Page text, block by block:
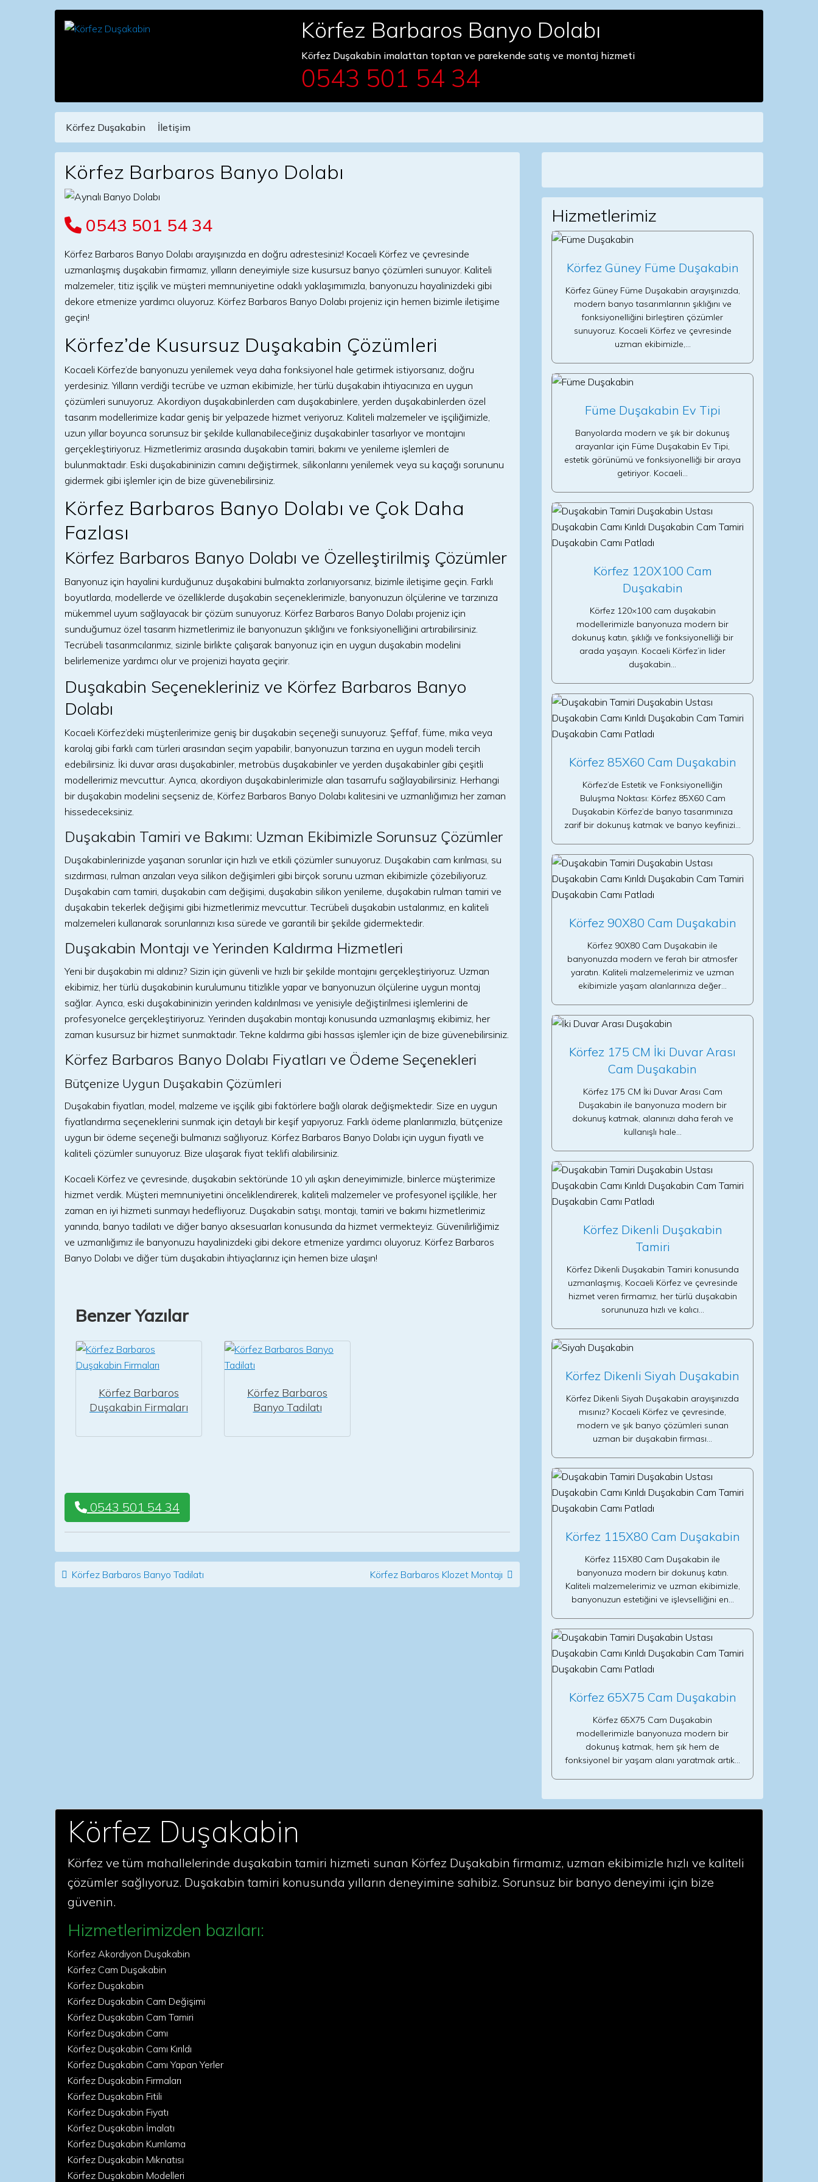
Körfez Barbaros Banyo Dolabı
Körfez Duşakabin imalattan toptan ve parekende satış ve montaj hizmeti
0543 501 54 34
Main Navigation
Körfez Duşakabin İletişim
Körfez Barbaros Banyo Dolabı
0543 501 54 34
Körfez Barbaros Banyo Dolabı arayışınızda en doğru adrestesiniz! Kocaeli Körfez ve çevresinde
uzmanlaşmış duşakabin firmamız, yılların deneyimiyle size kusursuz banyo çözümleri sunuyor. Kaliteli
malzemeler, titiz işçilik ve müşteri memnuniyetine odaklı yaklaşımımızla, banyonuzu hayalinizdeki gibi
dekore etmenize yardımcı oluyoruz. Körfez Barbaros Banyo Dolabı projeniz için hemen bizimle iletişime
geçin!
Körfez’de Kusursuz Duşakabin Çözümleri
Kocaeli Körfez’de banyonuzu yenilemek veya daha fonksiyonel hale getirmek istiyorsanız, doğru
yerdesiniz. Yılların verdiği tecrübe ve uzman ekibimizle, her türlü duşakabin ihtiyacınıza en uygun
çözümleri sunuyoruz. Akordiyon duşakabinlerden cam duşakabinlere, yerden duşakabinlerden özel
tasarım modellerimize kadar geniş bir yelpazede hizmet veriyoruz. Kaliteli malzemeler ve işçiliğimizle,
uzun yıllar boyunca sorunsuz bir şekilde kullanabileceğiniz duşakabinler tasarlıyor ve montajını
gerçekleştiriyoruz. Hizmetlerimiz arasında duşakabin tamiri, bakımı ve yenileme işlemleri de
bulunmaktadır. Eski duşakabininizin camını değiştirmek, silikonlarını yenilemek veya su kaçağı sorununu
gidermek gibi işlemler için de bize güvenebilirsiniz.
Körfez Barbaros Banyo Dolabı ve Çok Daha
Fazlası
Körfez Barbaros Banyo Dolabı ve Özelleştirilmiş Çözümler
Banyonuz için hayalini kurduğunuz duşakabini bulmakta zorlanıyorsanız, bizimle iletişime geçin. Farklı
boyutlarda, modellerde ve özelliklerde duşakabin seçeneklerimizle, banyonuzun ölçülerine ve tarzınıza
mükemmel uyum sağlayacak bir çözüm sunuyoruz. Körfez Barbaros Banyo Dolabı projeniz için
sunduğumuz özel tasarım hizmetlerimiz ile banyonuzun şıklığını ve fonksiyonelliğini artırabilirsiniz.
Tecrübeli tasarımcılarımız, sizinle birlikte çalışarak banyonuz için en uygun duşakabin modelini
belirlemenize yardımcı olur ve projenizi hayata geçirir.
Duşakabin Seçenekleriniz ve Körfez Barbaros Banyo
Dolabı
Kocaeli Körfez’deki müşterilerimize geniş bir duşakabin seçeneği sunuyoruz. Şeffaf, füme, mika veya
karolaj gibi farklı cam türleri arasından seçim yapabilir, banyonuzun tarzına en uygun modeli tercih
edebilirsiniz. İki duvar arası duşakabinler, metrobüs duşakabinler ve yerden duşakabinler gibi çeşitli
modellerimiz mevcuttur. Ayrıca, akordiyon duşakabinlerimizle alan tasarrufu sağlayabilirsiniz. Herhangi
bir duşakabin modelini seçseniz de, Körfez Barbaros Banyo Dolabı kalitesini ve uzmanlığımızı her zaman
hissedeceksiniz.
Duşakabin Tamiri ve Bakımı: Uzman Ekibimizle Sorunsuz Çözümler
Duşakabinlerinizde yaşanan sorunlar için hızlı ve etkili çözümler sunuyoruz. Duşakabin cam kırılması, su
sızdırması, rulman arızaları veya silikon değişimleri gibi birçok sorunu uzman ekibimizle çözebiliyoruz.
Duşakabin cam tamiri, duşakabin cam değişimi, duşakabin silikon yenileme, duşakabin rulman tamiri ve
duşakabin tekerlek değişimi gibi hizmetlerimiz mevcuttur. Tecrübeli duşakabin ustalarımız, en kaliteli
malzemeleri kullanarak sorunlarınızı kısa sürede ve garantili bir şekilde gidermektedir.
Duşakabin Montajı ve Yerinden Kaldırma Hizmetleri
Yeni bir duşakabin mi aldınız? Sizin için güvenli ve hızlı bir şekilde montajını gerçekleştiriyoruz. Uzman
ekibimiz, her türlü duşakabinin kurulumunu titizlikle yapar ve banyonuzun ölçülerine uygun montaj
sağlar. Ayrıca, eski duşakabininizin yerinden kaldırılması ve yenisiyle değiştirilmesi işlemlerini de
profesyonelce gerçekleştiriyoruz. Yerinden duşakabin montajı konusunda uzmanlaşmış ekibimiz, her
zaman kusursuz bir hizmet sunmaktadır. Tekne kaldırma gibi hassas işlemler için de bize güvenebilirsiniz.
Körfez Barbaros Banyo Dolabı Fiyatları ve Ödeme Seçenekleri
Bütçenize Uygun Duşakabin Çözümleri
Duşakabin fiyatları, model, malzeme ve işçilik gibi faktörlere bağlı olarak değişmektedir. Size en uygun
fiyatlandırma seçeneklerini sunmak için detaylı bir keşif yapıyoruz. Farklı ödeme planlarımızla, bütçenize
uygun bir ödeme seçeneği bulmanızı sağlıyoruz. Körfez Barbaros Banyo Dolabı için uygun fiyatlı ve
kaliteli çözümler sunuyoruz. Bize ulaşarak fiyat teklifi alabilirsiniz.
Kocaeli Körfez ve çevresinde, duşakabin sektöründe 10 yılı aşkın deneyimimizle, binlerce müşterimize
hizmet verdik. Müşteri memnuniyetini önceliklendirerek, kaliteli malzemeler ve profesyonel işçilikle, her
zaman en iyi hizmeti sunmayı hedefliyoruz. Duşakabin satışı, montajı, tamiri ve bakımı hizmetlerimiz
yanında, banyo tadilatı ve diğer banyo aksesuarları konusunda da hizmet vermekteyiz. Güvenilirliğimiz
ve uzmanlığımız ile banyonuzu hayalinizdeki gibi dekore etmenize yardımcı oluyoruz. Körfez Barbaros
Banyo Dolabı ve diğer tüm duşakabin ihtiyaçlarınız için hemen bize ulaşın!
Benzer Yazılar
Körfez Barbaros
Duşakabin Firmaları
Körfez Barbaros
Banyo Tadilatı
0543 501 54 34
Post navigation
Körfez Barbaros Banyo Tadilatı Körfez Barbaros Klozet Montajı
Hizmetlerimiz
Körfez Güney Füme Duşakabin
Körfez Güney Füme Duşakabin arayışınızda,
modern banyo tasarımlarının şıklığını ve
fonksiyonelliğini birleştiren çözümler
sunuyoruz. Kocaeli Körfez ve çevresinde
uzman ekibimizle,…
Füme Duşakabin Ev Tipi
Banyolarda modern ve şık bir dokunuş
arayanlar için Füme Duşakabin Ev Tipi,
estetik görünümü ve fonksiyonelliği bir araya
getiriyor. Kocaeli…
Körfez 120X100 Cam
Duşakabin
Körfez 120×100 cam duşakabin
modellerimizle banyonuza modern bir
dokunuş katın, şıklığı ve fonksiyonelliği bir
arada yaşayın. Kocaeli Körfez’in lider
duşakabin…
Körfez 85X60 Cam Duşakabin
Körfez’de Estetik ve Fonksiyonelliğin
Buluşma Noktası: Körfez 85X60 Cam
Duşakabin Körfez’de banyo tasarımınıza
zarif bir dokunuş katmak ve banyo keyfinizi…
Körfez 90X80 Cam Duşakabin
Körfez 90X80 Cam Duşakabin ile
banyonuzda modern ve ferah bir atmosfer
yaratın. Kaliteli malzemelerimiz ve uzman
ekibimizle yaşam alanlarınıza değer…
Körfez 175 CM İki Duvar Arası
Cam Duşakabin
Körfez 175 CM İki Duvar Arası Cam
Duşakabin ile banyonuza modern bir
dokunuş katmak, alanınızı daha ferah ve
kullanışlı hale…
Körfez Dikenli Duşakabin
Tamiri
Körfez Dikenli Duşakabin Tamiri konusunda
uzmanlaşmış, Kocaeli Körfez ve çevresinde
hizmet veren firmamız, her türlü duşakabin
sorununuza hızlı ve kalıcı…
Körfez Dikenli Siyah Duşakabin
Körfez Dikenli Siyah Duşakabin arayışınızda
mısınız? Kocaeli Körfez ve çevresinde,
modern ve şık banyo çözümleri sunan
uzman bir duşakabin firması…
Körfez 115X80 Cam Duşakabin
Körfez 115X80 Cam Duşakabin ile
banyonuza modern bir dokunuş katın.
Kaliteli malzemelerimiz ve uzman ekibimizle,
banyonuzun estetiğini ve işlevselliğini en…
Körfez 65X75 Cam Duşakabin
Körfez 65X75 Cam Duşakabin
modellerimizle banyonuza modern bir
dokunuş katmak, hem şık hem de
fonksiyonel bir yaşam alanı yaratmak artık…
Körfez Duşakabin
Körfez ve tüm mahallelerinde duşakabin tamiri hizmeti sunan Körfez Duşakabin firmamız, uzman ekibimizle hızlı ve kaliteli
çözümler sağlıyoruz. Duşakabin tamiri konusunda yılların deneyimine sahibiz. Sorunsuz bir banyo deneyimi için bize
güvenin.
Hizmetlerimizden bazıları:
Körfez Akordiyon Duşakabin
Körfez Cam Duşakabin
Körfez Duşakabin
Körfez Duşakabin Cam Değişimi
Körfez Duşakabin Cam Tamiri
Körfez Duşakabin Camı
Körfez Duşakabin Camı Kırıldı
Körfez Duşakabin Camı Yapan Yerler
Körfez Duşakabin Firmaları
Körfez Duşakabin Fitili
Körfez Duşakabin Fiyatı
Körfez Duşakabin İmalatı
Körfez Duşakabin Kumlama
Körfez Duşakabin Mıknatısı
Körfez Duşakabin Modelleri